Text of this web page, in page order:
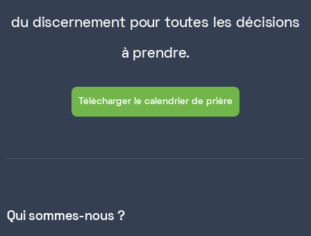
du discernement pour toutes les décisions
à prendre.
Télécharger le calendrier de prière
Qui sommes-nous ?